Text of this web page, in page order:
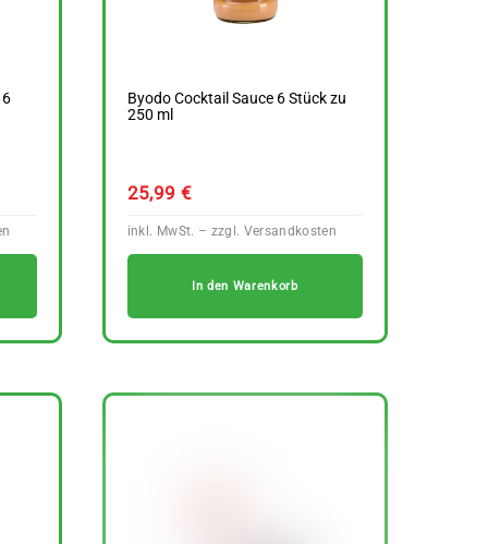
Byodo Cocktail Sauce 6 Stück zu
250 ml
25,99 €
In den Warenkorb